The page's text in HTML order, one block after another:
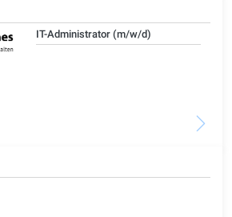
IT-Administrator (m/w/d)